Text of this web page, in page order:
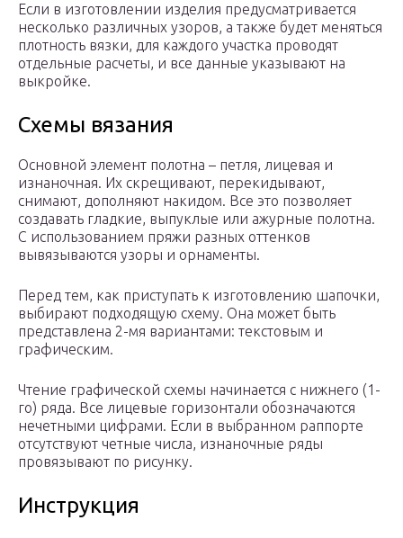
Если в изготовлении изделия предусматривается
несколько различных узоров, а также будет меняться
плотность вязки, для каждого участка проводят
отдельные расчеты, и все данные указывают на
выкройке.
Схемы вязания
Основной элемент полотна – петля, лицевая и
изнаночная. Их скрещивают, перекидывают,
снимают, дополняют накидом. Все это позволяет
создавать гладкие, выпуклые или ажурные полотна.
С использованием пряжи разных оттенков
вывязываются узоры и орнаменты.
Перед тем, как приступать к изготовлению шапочки,
выбирают подходящую схему. Она может быть
представлена 2-мя вариантами: текстовым и
графическим.
Чтение графической схемы начинается с нижнего (1-
го) ряда. Все лицевые горизонтали обозначаются
нечетными цифрами. Если в выбранном раппорте
отсутствуют четные числа, изнаночные ряды
провязывают по рисунку.
Инструкция